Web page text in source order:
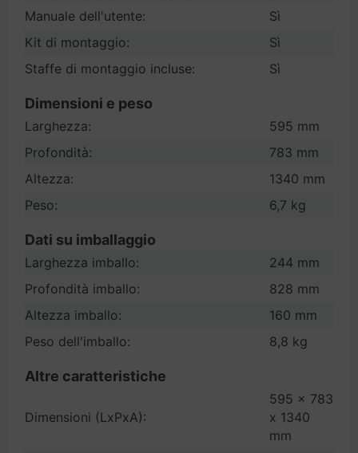
Manuale dell'utente:
Sì
Kit di montaggio:
Sì
Staffe di montaggio incluse:
Sì
Dimensioni e peso
Larghezza:
595 mm
Profondità:
783 mm
Altezza:
1340 mm
Peso:
6,7 kg
Dati su imballaggio
Larghezza imballo:
244 mm
Profondità imballo:
828 mm
Altezza imballo:
160 mm
Peso dell'imballo:
8,8 kg
Altre caratteristiche
Dimensioni (LxPxA):
595 x 783
x 1340
mm